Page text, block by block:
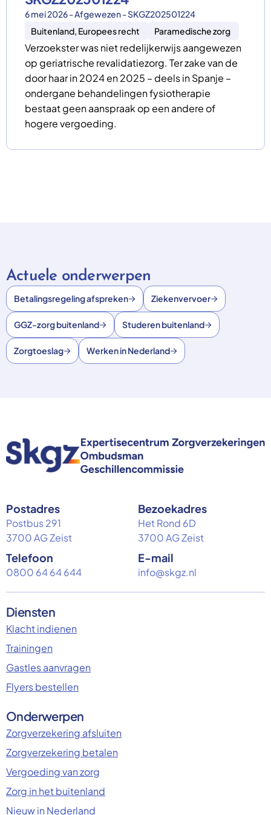
6 mei 2026 - Afgewezen - SKGZ202501224
Buitenland, Europees recht
Paramedische zorg
Verzoekster was niet redelijkerwijs aangewezen
op geriatrische revalidatiezorg. Ter zake van de
door haar in 2024 en 2025 – deels in Spanje –
ondergane behandelingen fysiotherapie
bestaat geen aanspraak op een andere of
hogere vergoeding.
Actuele onderwerpen
Betalingsregeling afspreken Ziekenvervoer
GGZ-zorg buitenland Studeren buitenland
Zorgtoeslag Werken in Nederland
Postadres
Postbus 291
3700 AG Zeist
Bezoekadres
Het Rond 6D
3700 AG Zeist
Telefoon
0800 64 64 644
E-mail
info@skgz.nl
Diensten
Klacht indienen
Trainingen
Gastles aanvragen
Flyers bestellen
Onderwerpen
Zorgverzekering afsluiten
Zorgverzekering betalen
Vergoeding van zorg
Zorg in het buitenland
Nieuw in Nederland